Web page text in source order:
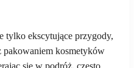
tylko ekscytujące przygody,
pakowaniem kosmetyków